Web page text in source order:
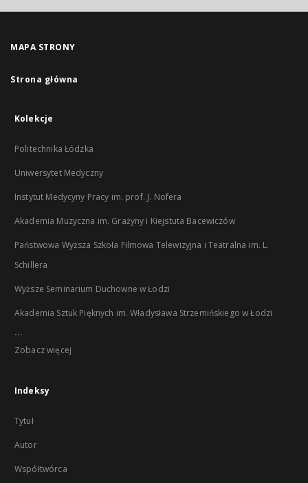
MAPA STRONY
Strona główna
Kolekcje
Politechnika Łódzka
Uniwersytet Medyczny
Instytut Medycyny Pracy im. prof. J. Nofera
Akademia Muzyczna im. Grażyny i Kiejstuta Bacewiczów
Państwowa Wyższa Szkoła Filmowa Telewizyjna i Teatralna im. L.
Schillera
Wyższe Seminarium Duchowne w Łodzi
Akademia Sztuk Pięknych im. Władysława Strzemińskiego w Łodzi
...
Zobacz więcej
Indeksy
Tytuł
Autor
Współtwórca